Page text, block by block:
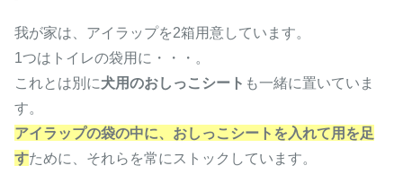
我が家は、アイラップを2箱用意しています。
1つはトイレの袋用に・・・。
これとは別に犬用のおしっこシート も一緒に置いていま
す。
アイラップの袋の中に、おしっこシートを入れて用を足
すために、それらを常にストックしています。